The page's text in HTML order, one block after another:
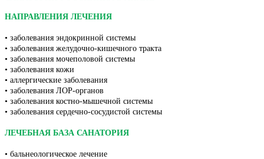
НАПРАВЛЕНИЯ ЛЕЧЕНИЯ
• заболевания эндокринной системы
• заболевания желудочно-кишечного тракта
• заболевания мочеполовой системы
• заболевания кожи
• аллергические заболевания
• заболевания ЛОР-органов
• заболевания костно-мышечной системы
• заболевания сердечно-сосудистой системы
ЛЕЧЕБНАЯ БАЗА САНАТОРИЯ
• бальнеологическое лечение